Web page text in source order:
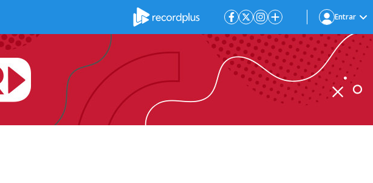
Entrar